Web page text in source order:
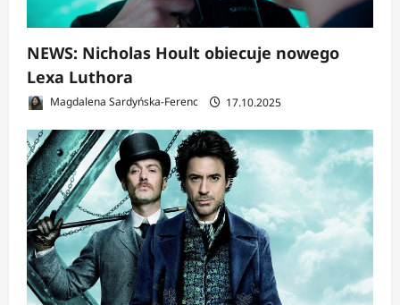
NEWS: Nicholas Hoult obiecuje nowego
Lexa Luthora
Magdalena Sardyńska-Ferenc 17.10.2025